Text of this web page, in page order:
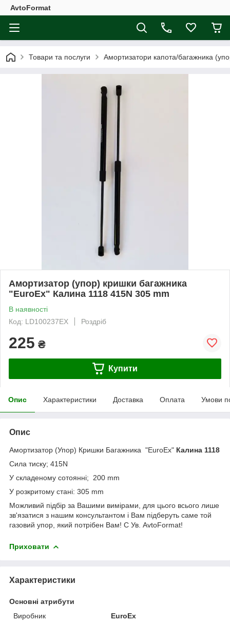
AvtoFormat
Товари та послуги Амортизатори капота/багажника
Амортизатор (упор) кришки багажника
"EuroEx" Калина 1118 415N 305 mm
В наявності
Код: LD100237EX
Роздріб
225 ₴
Купити
Опис Характеристики Доставка Оплата Умови
Опис
Амортизатор (Упор) Кришки Багажника "EuroEx" Калина 1118
Сила тиску; 415N
У складеному сотоянні; 200 mm
У розкритому стані: 305 mm
Можливий підбір за Вашими вимірами, для цього всього лише
зв'язатися з нашим консультантом і Вам підберуть саме той
газовий упор, який потрібен Вам! С Ув. AvtoFormat!
Приховати
Характеристики
Основні атрибути
Виробник
EuroEx